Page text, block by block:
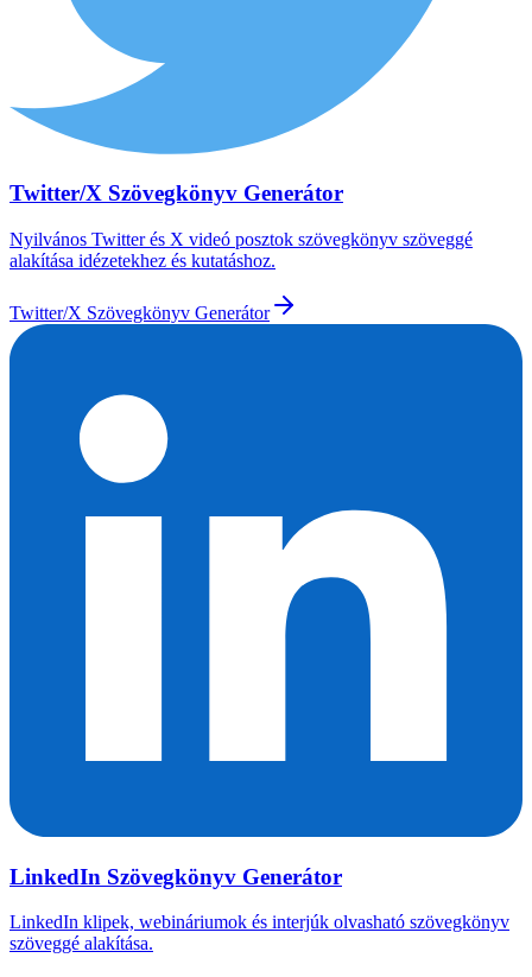
Twitter/X Szövegkönyv Generátor
Nyilvános Twitter és X videó posztok szövegkönyv szöveggé
alakítása idézetekhez és kutatáshoz.
Twitter/X Szövegkönyv Generátor
LinkedIn Szövegkönyv Generátor
LinkedIn klipek, webináriumok és interjúk olvasható szövegkönyv
szöveggé alakítása.